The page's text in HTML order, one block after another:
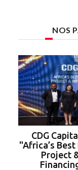
NOS
CDG
"Africa’s
Project